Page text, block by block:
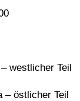
westlicher Teil
– östlicher Teil